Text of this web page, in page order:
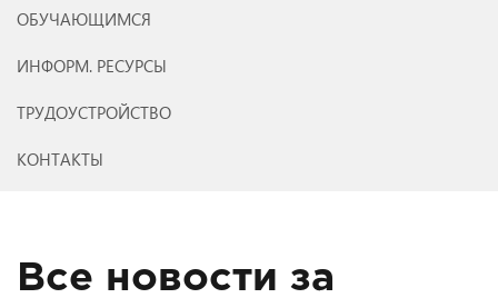
ОБУЧАЮЩИМСЯ
ИНФОРМ. РЕСУРСЫ
ТРУДОУСТРОЙСТВО
КОНТАКТЫ
Все новости за